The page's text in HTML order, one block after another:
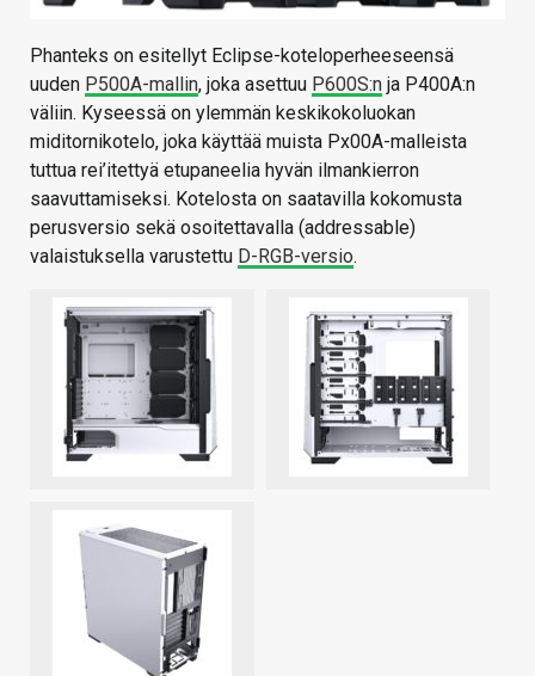
Phanteks on esitellyt Eclipse-koteloperheeseensä
uuden P500A-mallin, joka asettuu P600S:n ja P400A:n
väliin. Kyseessä on ylemmän keskikokoluokan
miditornikotelo, joka käyttää muista Px00A-malleista
tuttua rei’itettyä etupaneelia hyvän ilmankierron
saavuttamiseksi. Kotelosta on saatavilla kokomusta
perusversio sekä osoitettavalla (addressable)
valaistuksella varustettu D-RGB-versio.